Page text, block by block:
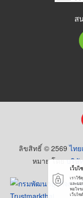
ส
ลิขสิทธิ์ © 2569ไท
หมาย โดยบริษั
เว็บ
เราใช้
และม
พอใจข
เว็บไซต์